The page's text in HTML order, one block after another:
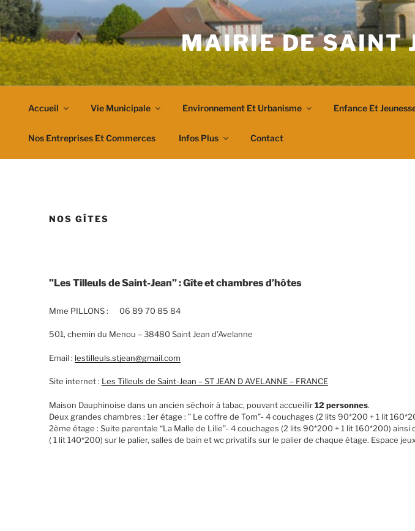
Aller
au
contenu
principal
MAIRIE DE SAINT
Accueil Vie Municipale Environnement Et Urbanisme Enfance Et
Nos Entreprises Et Commerces Infos Plus Contact
NOS GÎTES
”Les Tilleuls de Saint-Jean’’ : Gîte et chambres d’hôtes
Mme PILLONS : 06 89 70 85 84
501, chemin du Menou – 38480 Saint Jean d’Avelanne
Email : lestilleuls.stjean@gmail.com
Site internet : Les Tilleuls de Saint-Jean – ST JEAN D AVELANNE – FRANCE
Maison Dauphinoise dans un ancien séchoir à tabac, pouvant accueillir12 personnes.
Deux grandes chambres : 1er étage : ” Le coffre de Tom”- 4 couchages (2 lits 90*200 + 1 lit
2ème étage : Suite parentale “La Malle de Lilie”- 4 couchages (2 lits 90*200 + 1 lit 160*200) ainsi
( 1 lit 140*200) sur le palier, salles de bain et wc privatifs sur le palier de chaque étage. Espace